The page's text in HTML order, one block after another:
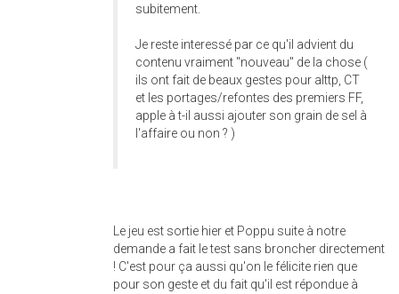
subitement.
Je reste interessé par ce qu'il advient du
contenu vraiment "nouveau" de la chose (
ils ont fait de beaux gestes pour alttp, CT
et les portages/refontes des premiers FF,
apple à t-il aussi ajouter son grain de sel à
l'affaire ou non ? )
Le jeu est sortie hier et Poppu suite à notre
demande a fait le test sans broncher directement
! C'est pour ça aussi qu'on le félicite rien que
pour son geste et du fait qu'il est répondue à